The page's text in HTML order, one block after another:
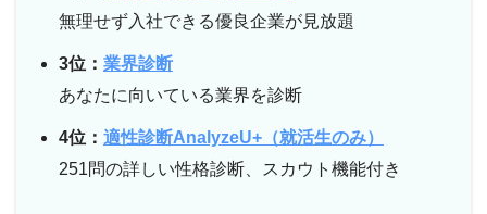
無理せず入社できる優良企業が見放題
3位： 業界診断
あなたに向いている業界を診断
4位： 適性診断AnalyzeU+（就活生のみ）
251問の詳しい性格診断、スカウト機能付き